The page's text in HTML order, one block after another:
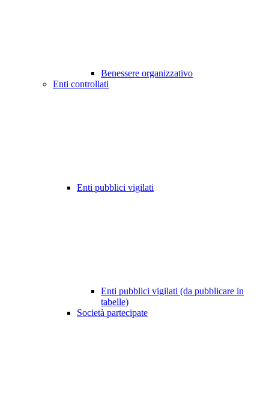
Benessere organizzativo
Enti controllati
Enti pubblici vigilati
Enti pubblici vigilati (da pubblicare in
tabelle)
Società partecipate